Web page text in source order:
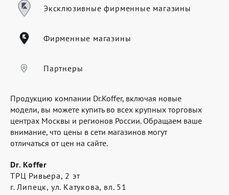
Контакты
Программа лояльности
данных
Эксклюзивные фирменные магазины
Фирменные магазины
Партнеры
Продукцию компании Dr.Koffer, включая новые
модели, вы можете купить во всех крупных торговых
центрах Москвы и регионов России. Обращаем ваше
внимание, что цены в сети магазинов могут
отличаться от цен на сайте.
Dr. Koffer
ТРЦ Ривьера, 2 эт
г. Липецк, ул. Катукова, вл. 51